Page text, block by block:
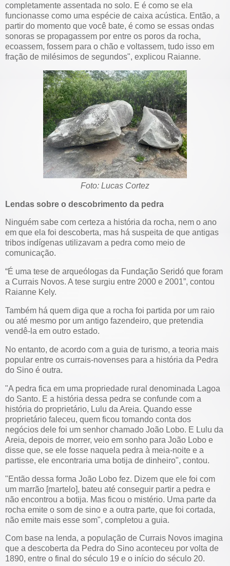
completamente assentada no solo. E é como se ela
funcionasse como uma espécie de caixa acústica. Então, a
partir do momento que você bate, é como se essas ondas
sonoras se propagassem por entre os poros da rocha,
ecoassem, fossem para o chão e voltassem, tudo isso em
fração de milésimos de segundos", explicou Raianne.
Foto: Lucas Cortez
Lendas sobre o descobrimento da pedra
Ninguém sabe com certeza a história da rocha, nem o ano
em que ela foi descoberta, mas há suspeita de que antigas
tribos indígenas utilizavam a pedra como meio de
comunicação.
“É uma tese de arqueólogas da Fundação Seridó que foram
a Currais Novos. A tese surgiu entre 2000 e 2001”, contou
Raianne Kely.
Também há quem diga que a rocha foi partida por um raio
ou até mesmo por um antigo fazendeiro, que pretendia
vendê-la em outro estado.
No entanto, de acordo com a guia de turismo, a teoria mais
popular entre os currais-novenses para a história da Pedra
do Sino é outra.
"A pedra fica em uma propriedade rural denominada Lagoa
do Santo. E a história dessa pedra se confunde com a
história do proprietário, Lulu da Areia. Quando esse
proprietário faleceu, quem ficou tomando conta dos
negócios dele foi um senhor chamado João Lobo. E Lulu da
Areia, depois de morrer, veio em sonho para João Lobo e
disse que, se ele fosse naquela pedra à meia-noite e a
partisse, ele encontraria uma botija de dinheiro", contou.
"Então dessa forma João Lobo fez. Dizem que ele foi com
um marrão [martelo], bateu até conseguir partir a pedra e
não encontrou a botija. Mas ficou o mistério. Uma parte da
rocha emite o som de sino e a outra parte, que foi cortada,
não emite mais esse som", completou a guia.
Com base na lenda, a população de Currais Novos imagina
que a descoberta da Pedra do Sino aconteceu por volta de
1890, entre o final do século 19 e o início do século 20.